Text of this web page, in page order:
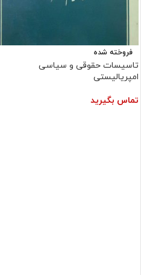
فروخته شده
تاسیسات حقوقی و سیاسی
امپریالیستی
تماس بگیرید